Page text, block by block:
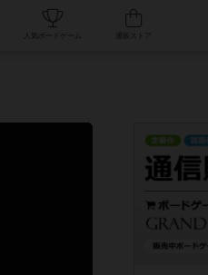
人気ボードゲーム